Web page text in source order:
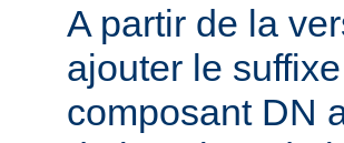
A partir de la
ajouter le suffixe
composant DN